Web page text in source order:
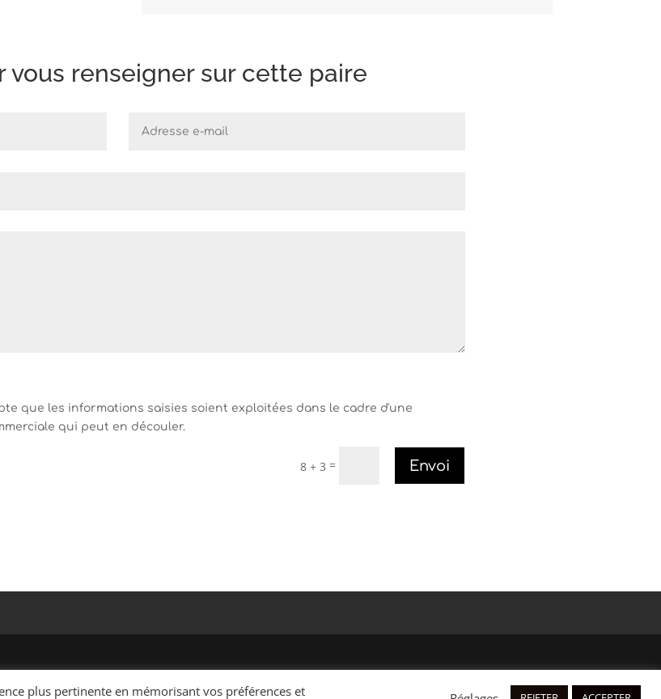
vous renseigner sur cette paire
que les informations saisies soient exploitées dans le cadre d'une
qui peut en découler.
8 + 3 = Envoi
plus pertinente en mémorisant vos préférences et